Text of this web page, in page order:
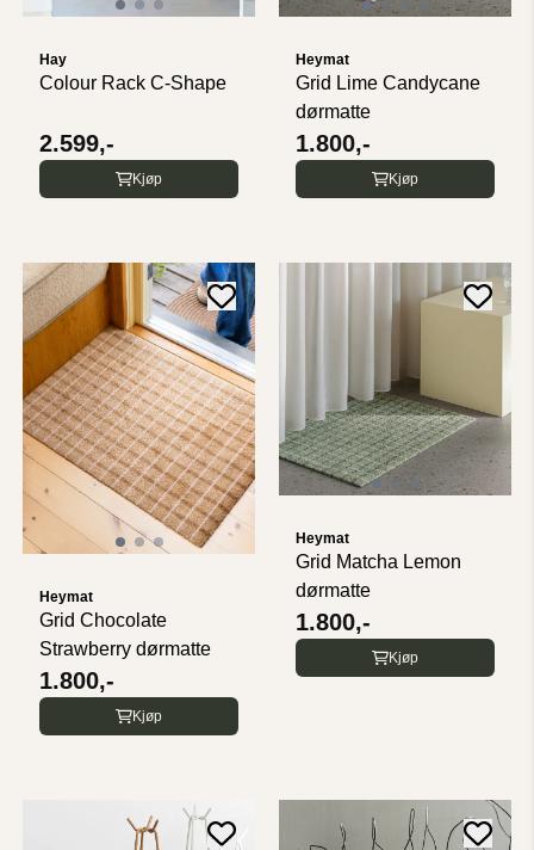
Hay
Colour Rack C-Shape
2.599,-
Kjøp
Heymat
Grid Lime Candycane
dørmatte
1.800,-
Kjøp
Heymat
Grid Chocolate
Strawberry dørmatte
1.800,-
Kjøp
Heymat
Grid Matcha Lemon
dørmatte
1.800,-
Kjøp